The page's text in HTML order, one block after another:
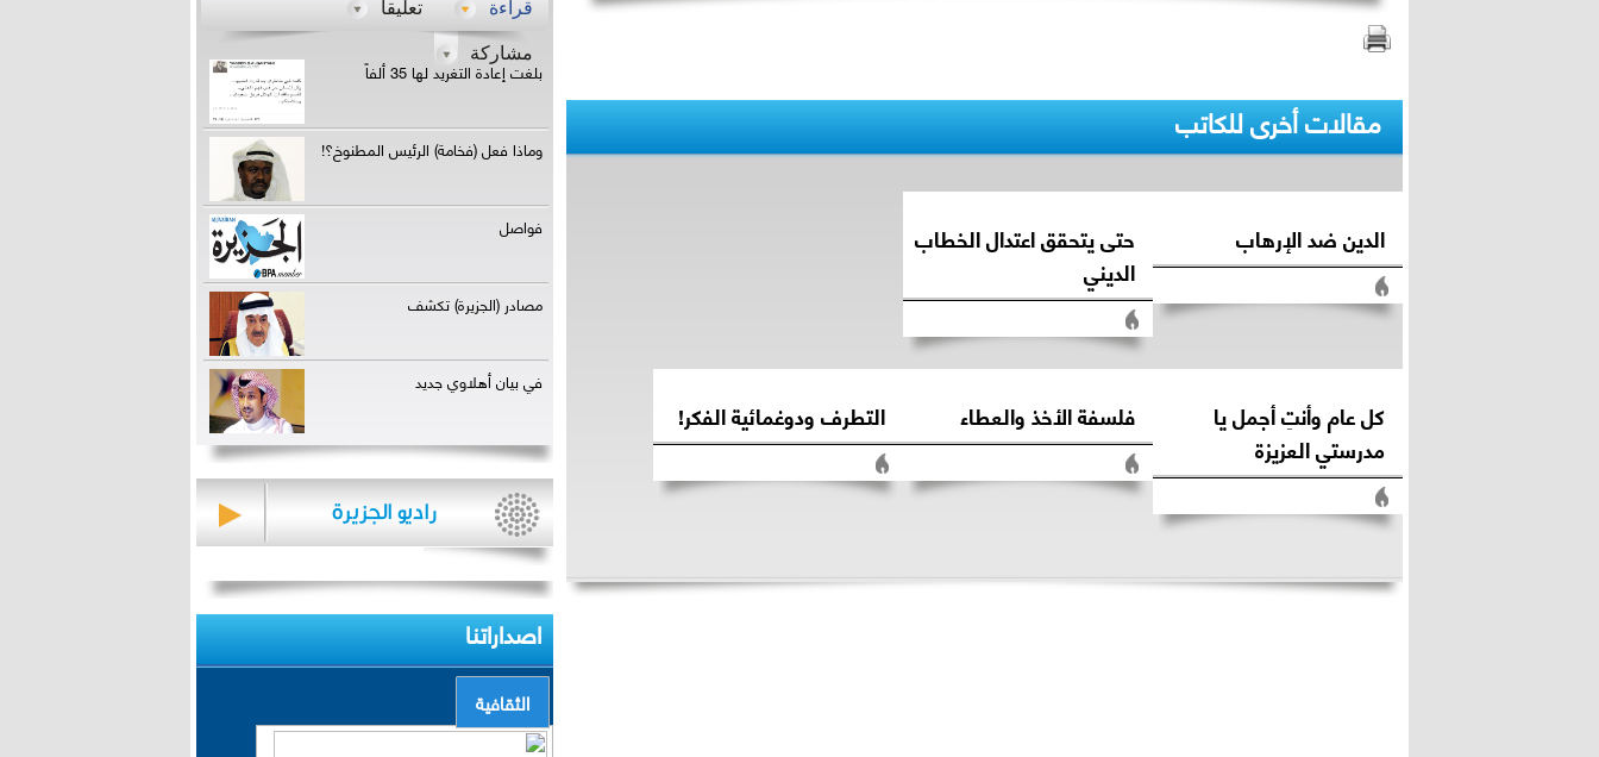
مقالات أخرى للكاتب
الدين ضد الإرهاب
حتى يتحقق اعتدال الخطاب
الديني
كل عام وأنتِ أجمل يا
مدرستي العزيزة
فلسفة الأخذ والعطاء التطرف ودوغمائية الفكر!
اصداراتنا
الثقافية